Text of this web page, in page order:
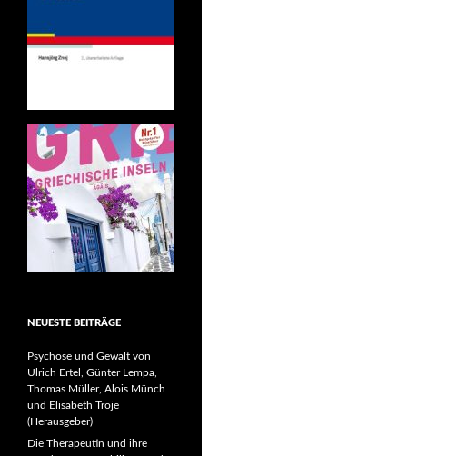
NEUESTE BEITRÄGE
Psychose und Gewalt von
Ulrich Ertel, Günter Lempa,
Thomas Müller, Alois Münch
und Elisabeth Troje
(Herausgeber)
Die Therapeutin und ihre